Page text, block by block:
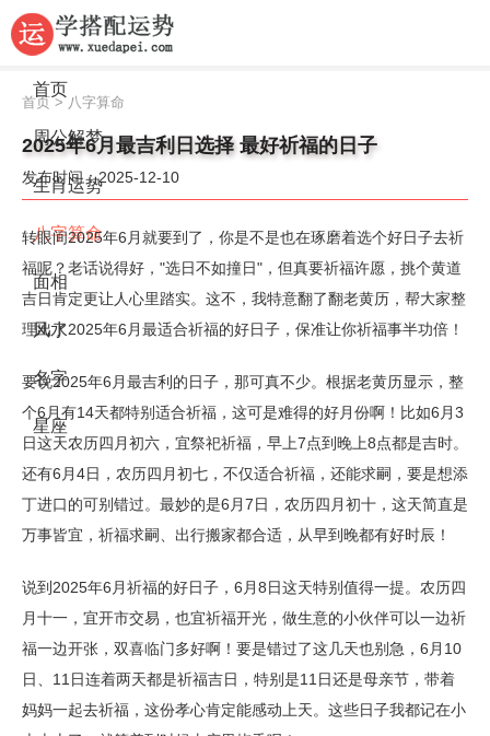
首页
周公解梦
生肖运势
八字算命
面相
风水
名字
星座
首页> 八字算命
2025年6月最吉利日选择 最好祈福的日子
发布时间：2025-12-10
转眼间2025年6月就要到了，你是不是也在琢磨着选个好日子去祈
福呢？老话说得好，"选日不如撞日"，但真要祈福许愿，挑个黄道
吉日肯定更让人心里踏实。这不，我特意翻了翻老黄历，帮大家整
理出了2025年6月最适合祈福的好日子，保准让你祈福事半功倍！
要说2025年6月最吉利的日子，那可真不少。根据老黄历显示，整
个6月有14天都特别适合祈福，这可是难得的好月份啊！比如6月3
日这天农历四月初六，宜祭祀祈福，早上7点到晚上8点都是吉时。
还有6月4日，农历四月初七，不仅适合祈福，还能求嗣，要是想添
丁进口的可别错过。最妙的是6月7日，农历四月初十，这天简直是
万事皆宜，祈福求嗣、出行搬家都合适，从早到晚都有好时辰！
说到2025年6月祈福的好日子，6月8日这天特别值得一提。农历四
月十一，宜开市交易，也宜祈福开光，做生意的小伙伴可以一边祈
福一边开张，双喜临门多好啊！要是错过了这几天也别急，6月10
日、11日连着两天都是祈福吉日，特别是11日还是母亲节，带着
妈妈一起去祈福，这份孝心肯定能感动上天。这些日子我都记在小